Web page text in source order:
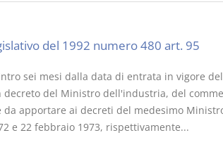
del 1992 numero 480 art. 95
sei mesi dalla data di entrata in vigore
decreto del Ministro dell'industria, del
da apportare ai decreti del medesimo
e 22 febbraio 1973, rispettivamente...